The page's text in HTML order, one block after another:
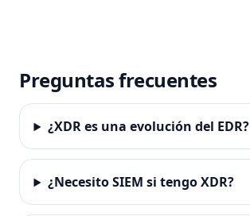
Preguntas frecuentes
¿XDR es una evolución del EDR?
¿Necesito SIEM si tengo XDR?